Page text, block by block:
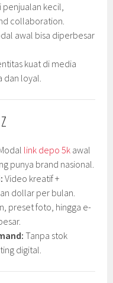
penjualan kecil,
collaboration.
awal bisa diperbesar
kuat di media
dan loyal.
link depo 5k awal
punya brand nasional.
Video kreatif +
dollar per bulan.
preset foto, hingga e-
Tanpa stok
digital.